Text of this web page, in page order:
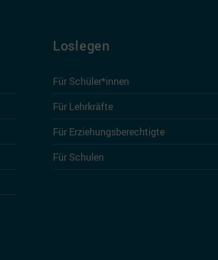
Loslegen
Für Schüler*innen
Für Lehrkräfte
Für Erziehungsberechtigte
Für Schulen